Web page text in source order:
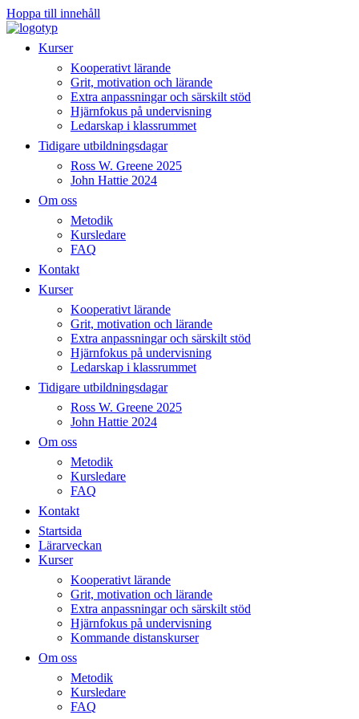
Hoppa till innehåll
Kurser
Kooperativt lärande
Grit, motivation och lärande
Extra anpassningar och särskilt stöd
Hjärnfokus på undervisning
Ledarskap i klassrummet
Tidigare utbildningsdagar
Ross W. Greene 2025
John Hattie 2024
Om oss
Metodik
Kursledare
FAQ
Kontakt
Kurser
Kooperativt lärande
Grit, motivation och lärande
Extra anpassningar och särskilt stöd
Hjärnfokus på undervisning
Ledarskap i klassrummet
Tidigare utbildningsdagar
Ross W. Greene 2025
John Hattie 2024
Om oss
Metodik
Kursledare
FAQ
Kontakt
Startsida
Lärarveckan
Kurser
Kooperativt lärande
Grit, motivation och lärande
Extra anpassningar och särskilt stöd
Hjärnfokus på undervisning
Kommande distanskurser
Om oss
Metodik
Kursledare
FAQ